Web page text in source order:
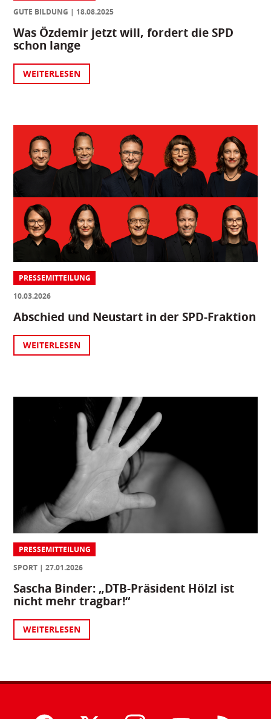
GUTE BILDUNG
18.08.2025
Was Özdemir jetzt will, fordert die SPD
schon lange
WEITERLESEN
PRESSEMITTEILUNG
10.03.2026
Abschied und Neustart in der SPD-Fraktion
WEITERLESEN
PRESSEMITTEILUNG
SPORT
27.01.2026
Sascha Binder: „DTB-Präsident Hölzl ist
nicht mehr tragbar!“
WEITERLESEN